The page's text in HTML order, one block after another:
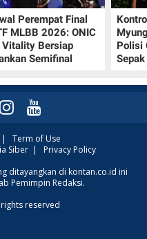
Perempat Final
MLBB 2026: ONIC
Vitality Bersiap
Semifinal
Polisi
| Term of Use
Siber| Privacy Policy
ditayangkan di kontan.co.id ini
Pemimpin Redaksi.
reserved